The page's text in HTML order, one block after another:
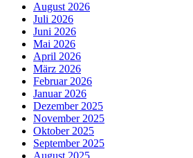
August 2026
Juli 2026
Juni 2026
Mai 2026
April 2026
März 2026
Februar 2026
Januar 2026
Dezember 2025
November 2025
Oktober 2025
September 2025